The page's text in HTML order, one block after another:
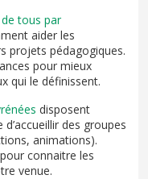
tous par
aider les
projets pédagogiques.
pour mieux
qui le définissent.
disposent
des groupes
animations).
connaitre les
venue.